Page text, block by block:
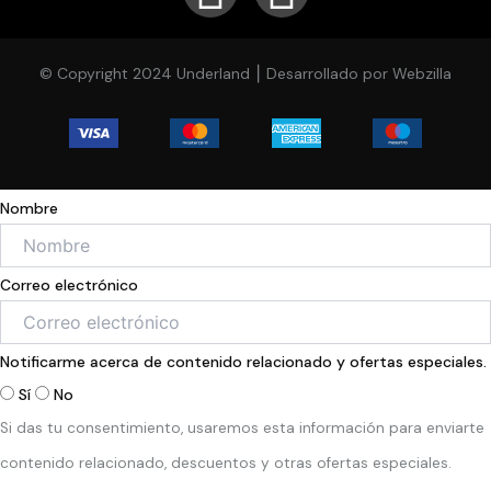
c
e
b
o
o
k
-
f
s
t
a
g
r
a
m
© Copyright 2024 Underland ⎮ Desarrollado por Webzilla
Nombre
Correo electrónico
Notificarme acerca de contenido relacionado y ofertas especiales.
Sí
No
Si das tu consentimiento, usaremos esta información para enviarte
contenido relacionado, descuentos y otras ofertas especiales.